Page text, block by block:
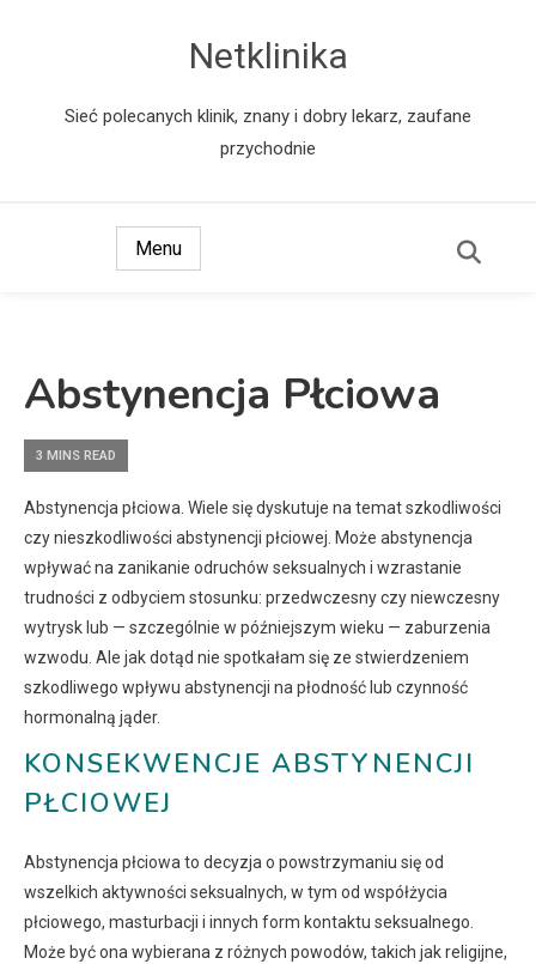
Netklinika
Sieć polecanych klinik, znany i dobry lekarz, zaufane
przychodnie
Menu
Abstynencja Płciowa
3 MINS READ
Abstynencja płciowa. Wiele się dyskutuje na temat szkodliwości
czy nieszkodliwości abstynencji płciowej. Może abstynencja
wpływać na zanikanie odruchów seksualnych i wzrastanie
trudności z odbyciem stosunku: przedwczesny czy niewczesny
wytrysk lub — szczególnie w późniejszym wieku — zaburzenia
wzwodu. Ale jak dotąd nie spotkałam się ze stwierdzeniem
szkodliwego wpływu abstynencji na płodność lub czynność
hormonalną jąder.
KONSEKWENCJE ABSTYNENCJI
PŁCIOWEJ
Abstynencja płciowa to decyzja o powstrzymaniu się od
wszelkich aktywności seksualnych, w tym od współżycia
płciowego, masturbacji i innych form kontaktu seksualnego.
Może być ona wybierana z różnych powodów, takich jak religijne,